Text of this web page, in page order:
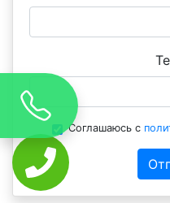
Соглашаюсь с